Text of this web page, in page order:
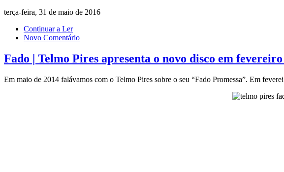
terça-feira, 31 de maio de 2016
Continuar a Ler
Novo Comentário
Fado | Telmo Pires apresenta o novo disco em fevereiro
Em maio de 2014 falávamos com o Telmo Pires sobre o seu “Fado Promessa”. Em